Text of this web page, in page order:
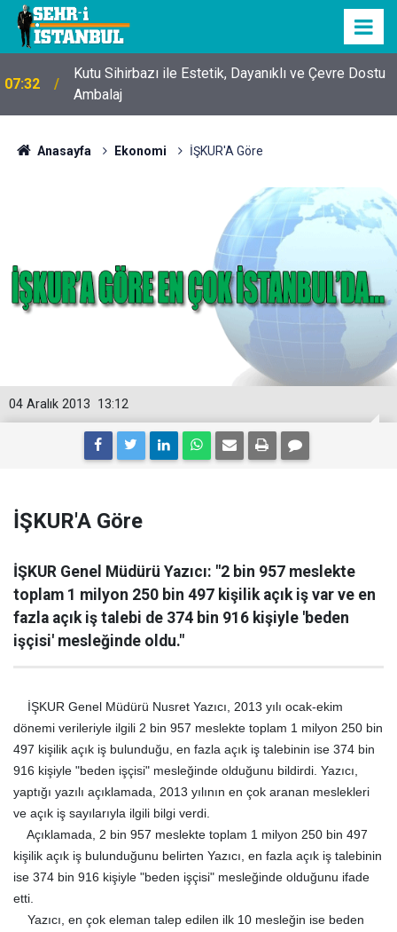
07:32
Kutu Sihirbazı ile Estetik, Dayanıklı ve Çevre Dostu
Ambalaj
Anasayfa Ekonomi İŞKUR'A Göre
13:12
04 Aralık 2013
İŞKUR'A Göre
İŞKUR Genel Müdürü Yazıcı: "2 bin 957 meslekte
toplam 1 milyon 250 bin 497 kişilik açık iş var ve en
fazla açık iş talebi de 374 bin 916 kişiyle 'beden
işçisi' mesleğinde oldu."
İŞKUR Genel Müdürü Nusret Yazıcı, 2013 yılı ocak-ekim
dönemi verileriyle ilgili 2 bin 957 meslekte toplam 1 milyon 250 bin
497 kişilik açık iş bulunduğu, en fazla açık iş talebinin ise 374 bin
916 kişiyle "beden işçisi" mesleğinde olduğunu bildirdi. Yazıcı,
yaptığı yazılı açıklamada, 2013 yılının en çok aranan meslekleri
ve açık iş sayılarıyla ilgili bilgi verdi.
Açıklamada, 2 bin 957 meslekte toplam 1 milyon 250 bin 497
kişilik açık iş bulunduğunu belirten Yazıcı, en fazla açık iş talebinin
ise 374 bin 916 kişiyle "beden işçisi" mesleğinde olduğunu ifade
etti.
Yazıcı, en çok eleman talep edilen ilk 10 mesleğin ise beden